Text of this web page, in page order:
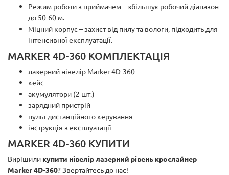
Режим роботи з приймачем – збільшує робочий діапазон
до 50-60 м.
Міцний корпус – захист від пилу та вологи, підходить для
інтенсивної експлуатації.
MARKER 4D-360 КОМПЛЕКТАЦІЯ
лазерний нівелір Marker 4D-360
кейс
акумулятори (2 шт.)
зарядний пристрій
пульт дистанційного керування
інструкція з експлуатації
MARKER 4D-360 КУПИТИ
Вирішили купити нівелір лазерний рівень крослайнер
Marker 4D-360? Звертайтесь до нас!